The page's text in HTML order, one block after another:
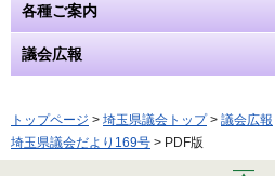
各種ご案内
議会広報
トップページ > 埼玉県議会トップ> 議会広報
埼玉県議会だより169号 > PDF版